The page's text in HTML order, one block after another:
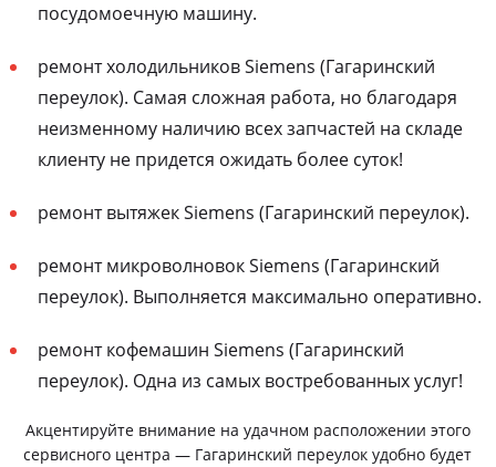
посудомоечную машину.
ремонт холодильников Siemens (Гагаринский
переулок). Самая сложная работа, но благодаря
неизменному наличию всех запчастей на складе
клиенту не придется ожидать более суток!
ремонт вытяжек Siemens (Гагаринский переулок).
ремонт микроволновок Siemens (Гагаринский
переулок). Выполняется максимально оперативно.
ремонт кофемашин Siemens (Гагаринский
переулок). Одна из самых востребованных услуг!
Акцентируйте внимание на удачном расположении этого
сервисного центра — Гагаринский переулок удобно будет